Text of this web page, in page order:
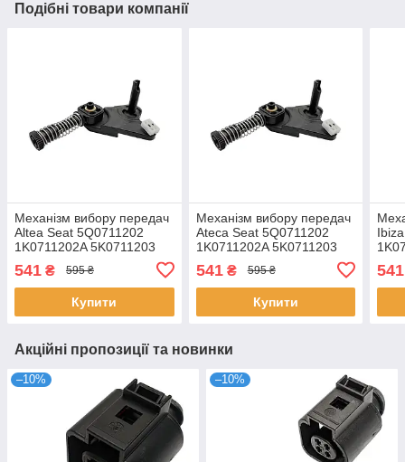
Подібні товари компанії
Механізм вибору передач
Altea Seat 5Q0711202
1K0711202A 5K0711203
5K0711202 1K0711202D
541 ₴ 595 ₴
Купити
Механізм вибору передач
Ateca Seat 5Q0711202
1K0711202A 5K0711203
5K0711202 1K0711202D
541₴ 595 ₴
Купити
541
Акційні пропозиції та новинки
–10% –10%